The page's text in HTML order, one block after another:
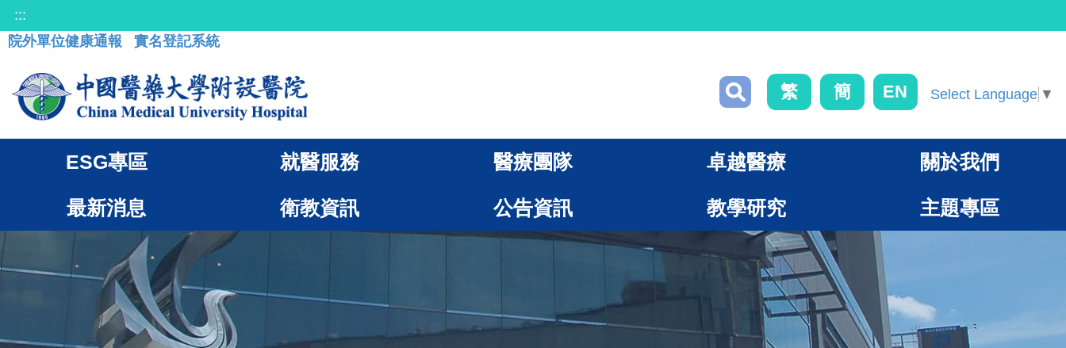
:::
院外單位健康通報
實名登記系統
繁 簡 EN Select Language ▼
ESG專區 就醫服務 醫療團隊 卓越醫療 關於我們
最新消息 衛教資訊 公告資訊 教學研究 主題專區